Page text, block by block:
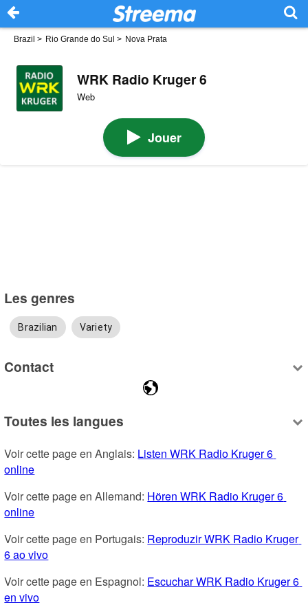
Brazil > Rio Grande do Sul > Nova Prata
WRK Radio Kruger 6
Web
Jouer
Les genres
Brazilian Variety
Contact
Toutes les langues
Voir cette page en Anglais: Listen WRK Radio Kruger 6
online
Voir cette page en Allemand: Hören WRK Radio Kruger 6
online
Voir cette page en Portugais: Reproduzir WRK Radio Kruger
6 ao vivo
Voir cette page en Espagnol: Escuchar WRK Radio Kruger 6
en vivo